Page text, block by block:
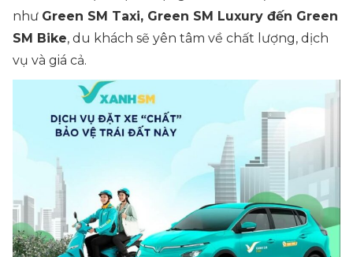
như Green SM Taxi, Green SM Luxury đến Green
SM Bike, du khách sẽ yên tâm về chất lượng, dịch
vụ và giá cả.